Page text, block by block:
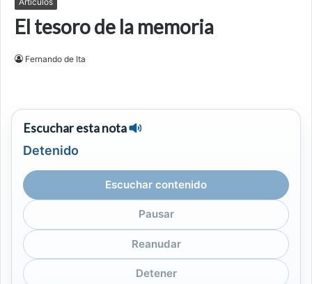
El tesoro de la memoria
Fernando de Ita
Escuchar esta nota
Detenido
Escuchar contenido
Pausar
Reanudar
Detener